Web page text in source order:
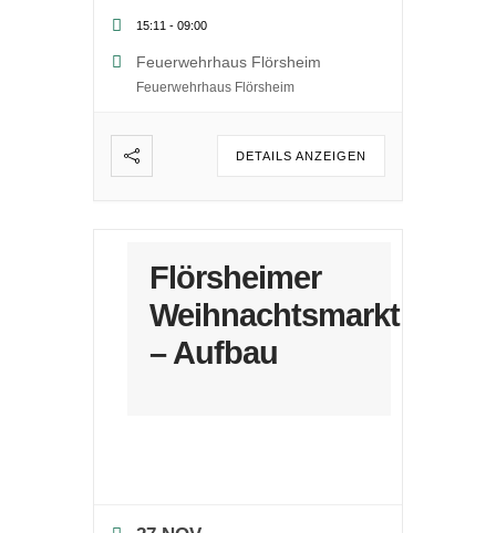
15:11 - 09:00
Feuerwehrhaus Flörsheim
Feuerwehrhaus Flörsheim
DETAILS ANZEIGEN
Flörsheimer
Weihnachtsmarkt
– Aufbau